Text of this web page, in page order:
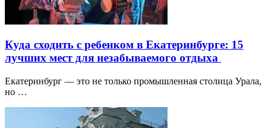
Куда сходить с ребенком в Екатеринбурге: 15
лучших мест для незабываемого отдыха
Екатеринбург — это не только промышленная столица Урала,
но …